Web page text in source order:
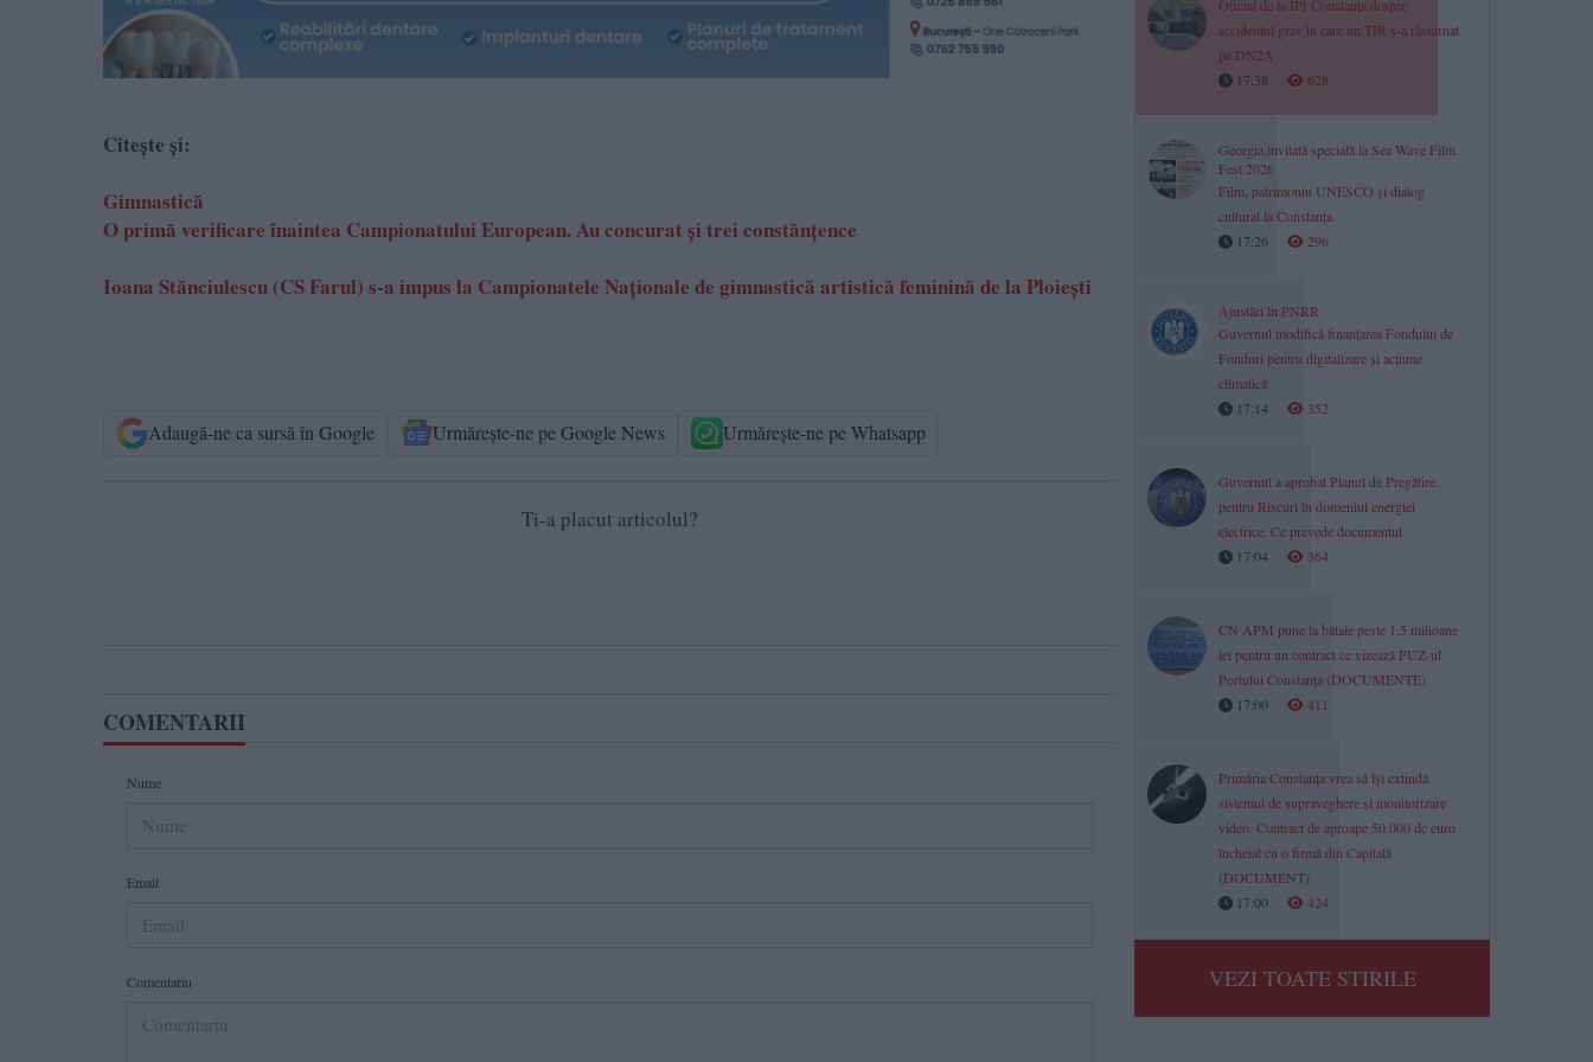
Citește și:
Gimnastică
O primă verificare înaintea Campionatului European. Au concurat și trei constănțence
Ioana Stănciulescu (CS Farul) s-a impus la Campionatele Naţionale de gimnastică artistică feminină de la Ploieşti
Adaugă-ne ca sursă în Google Urmărește-ne pe Google News Urmărește-ne pe Whatsapp
Ti-a placut articolul?
COMENTARII
Nume
Email
Comentariu
Oficial de la IPJ Constanța despre
accidentul grav în care un TIR s-a răsturnat
pe DN2A
17:38
628
Georgia,invitată specială la Sea Wave Film
Fest 2026
Film, patrimoniu UNESCO și dialog
cultural la Constanța
17:26
296
Ajustări în PNRR
Guvernul modifică finanțarea Fondului de
Fonduri pentru digitalizare și acțiune
climatică
17:14
352
Guvernul a aprobat Planul de Pregătire
pentru Riscuri în domeniul energiei
electrice. Ce prevede documentul
17:04
364
CN APM pune la bătaie peste 1,5 milioane
lei pentru un contract ce vizează PUZ-ul
Portului Constanța (DOCUMENTE)
17:00
411
Primăria Constanța vrea să își extindă
sistemul de supraveghere și monitorizare
video. Contract de aproape 50.000 de euro
încheiat cu o firmă din Capitală
(DOCUMENT)
17:00
424
VEZI TOATE STIRILE